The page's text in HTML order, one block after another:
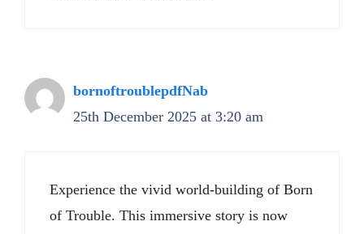
bornoftroublepdfNab
25th December 2025 at 3:20 am
Experience the vivid world-building of Born
of Trouble. This immersive story is now